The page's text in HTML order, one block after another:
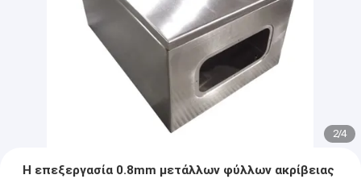
2/4
Η επεξεργασία 0.8mm μετάλλων φύλλων ακρίβειας